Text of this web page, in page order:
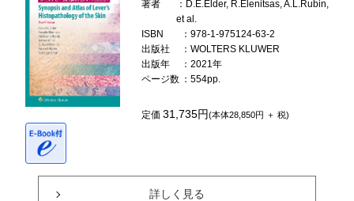
著者
：D.E.Elder, R.Elenitsas, A.L.Rubin,
et al.
ISBN
：978-1-975124-63-2
出版社
：WOLTERS KLUWER
出版年
：2021年
ページ数 ：554pp.
定価31,735円(本体28,850円 ＋ 税)
詳しく見る